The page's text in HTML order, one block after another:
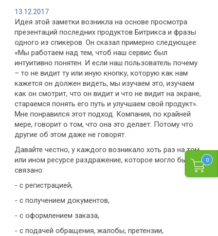
0
13.12.2017
Идея этой заметки возникла на основе просмотра
презентаций последних продуктов Битрикса и фразы
одного из спикеров. Он сказал примерно следующее:
«Мы работаем над тем, чтоб наш сервис был
интуитивно понятен. И если наш пользователь почему
– то не видит ту или иную кнопку, которую как нам
кажется он должен видеть, мы изучаем это, изучаем
как он смотрит, что он видит и что не видит на экране,
стараемся понять его путь и улучшаем свой продукт».
Мне понравился этот подход. Компания, по крайней
мере, говорит о том, что она это делает. Потому что
другие об этом даже не говорят.
Давайте честно, у каждого возникало хоть раз на том
или ином ресурсе раздражение, которое могло быть
связано:
- с регистрацией,
- с получением документов,
- с оформлением заказа,
- с подачей обращения, жалобы, претензии,